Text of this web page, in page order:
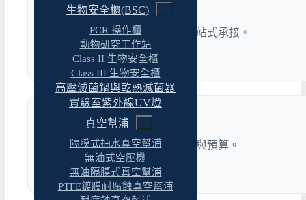
生物安全櫃(BSC)
PCR 操作櫃
動物研究工作站
Class II 生物安全櫃
Class III 生物安全櫃
高壓滅菌鍋與乾熱滅菌器
實驗室紫外線UV燈
真空幫浦
隔膜式抽水真空幫浦
無油式空壓機
無油隔膜式真空幫浦
PTFE鍍膜耐腐蝕真空幫浦
實驗室規劃與工程
整廠規劃、工程施作到驗收，一站式承接。
了解更多 →
科學儀器經理人
跨品牌選用配置，協助評估規格與預算。
了解更多 →